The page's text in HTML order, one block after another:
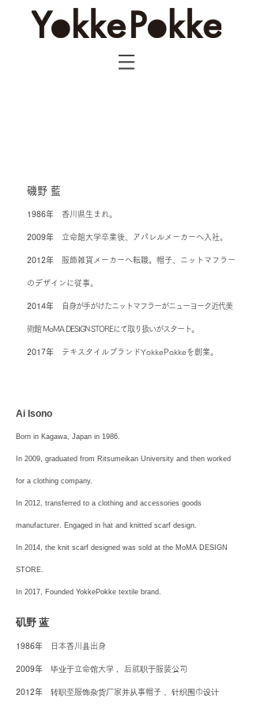
磯野 藍
1986年 香川県生まれ。
2009年 立命館大学卒業後、アパレルメーカーへ入社。
2012年 服飾雑貨メーカーへ転職。帽子、ニットマフラー
のデザインに従事。
2014年 自身が手がけたニットマフラーがニューヨーク近代美
術館 MoMA DESIGN STOREにて取り扱いがスタート。
2017年 テキスタイルブランドYokkePokkeを創 業。
Ai Isono
Born in Kagawa, Japan in 1986.
In 2009, graduated from Ritsumeikan University and then worked
for a clothing company.
In 2012, transferred to a clothing and accessories goods
manufacturer. Engaged in hat and knitted scarf design.
In 2014, the knit scarf designed was sold at the MoMA DESIGN
STORE.
In 2017, Founded YokkePokke textile brand.
矶野 蓝
1986年 日本香川县出身
2009年 毕业于立命馆大学 ，后就职于服装公司
2012年 转职至服饰杂货厂家并从事帽子 、针织围巾设计